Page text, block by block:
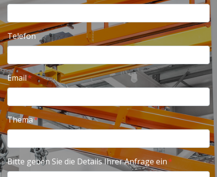
Telefon
Email
Thema
Bitte geben Sie die Details Ihrer Anfrage ein